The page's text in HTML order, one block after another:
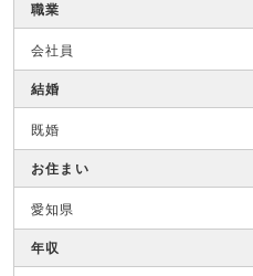
職業
会社員
結婚
既婚
お住まい
愛知県
年収